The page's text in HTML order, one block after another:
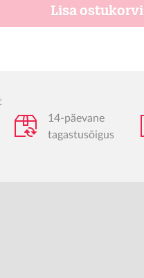
Lisa ostukorvi
14-päevane
tagastusõigus